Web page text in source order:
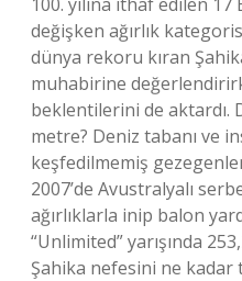
değişken ağırlık
dünya rekoru kıran
muhabirine
beklentilerini de aktardı.
metre? Deniz tabanı ve
keşfedilmemiş
2007’de Avustralyalı
ağırlıklarla inip balon
“Unlimited” yarışında
Şahika nefesini ne